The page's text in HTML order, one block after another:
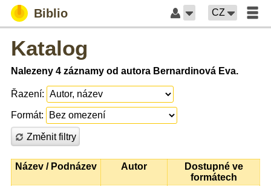
Biblio CZ
Katalog
Nalezeny 4 záznamy od autora Bernardinová Eva.
Řazení:
Formát:
Změnit filtry
Název / Podnázev Autor
Dostupné ve
formátech